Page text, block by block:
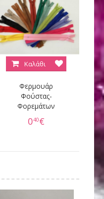
Φερμουάρ
Φούστας-
Φορεμάτων
040€
Καλάθι